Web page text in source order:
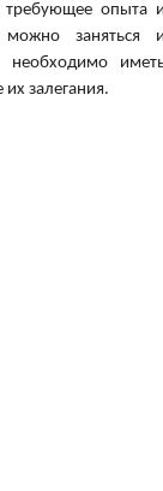
требующее опыта
заняться
необходимо
залегания.